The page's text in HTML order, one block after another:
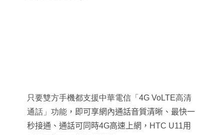
只要雙方手機都支援中華電信「4G VoLTE高清
通話」功能 ，即可享網內通話音質清晰、最快一
秒接通、通話可同時4G高速上網，HTC U11用